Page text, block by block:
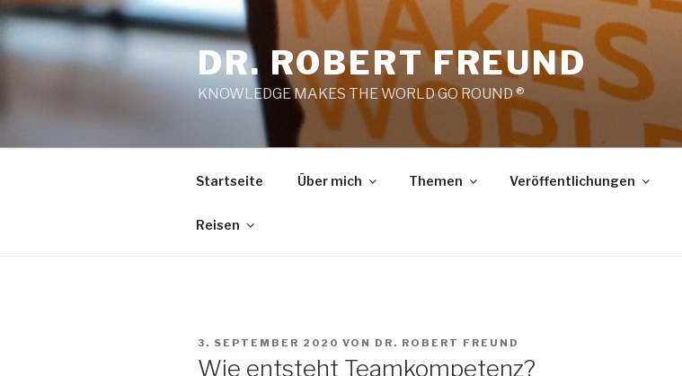
Zum
Inhalt
springen
DR. ROBERT FREUND
KNOWLEDGE MAKES THE WORLD GO ROUND ®
Startseite Über mich Themen Veröffentlichungen
Reisen
VERÖFFENTLICHT
3. SEPTEMBER 2020 VON DR. ROBERT FREUND
Wie entsteht Teamkompetenz?